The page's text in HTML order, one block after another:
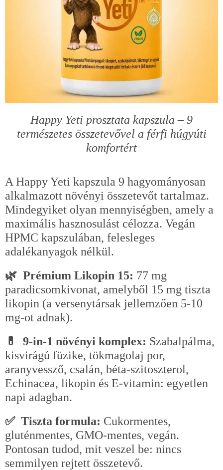
Happy Yeti prosztata kapszula – 9
természetes összetevővel a férfi húgyúti
komfortért
A Happy Yeti kapszula 9 hagyományosan
alkalmazott növényi összetevőt tartalmaz.
Mindegyiket olyan mennyiségben, amely a
maximális hasznosulást célozza. Vegán
HPMC kapszulában, felesleges
adalékanyagok nélkül.
🌿 Prémium Likopin 15: 77 mg
paradicsomkivonat, amelyből 15 mg tiszta
likopin (a versenytársak jellemzően 5-10
mg-ot adnak).
💊 9-in-1 növényi komplex: Szabalpálma,
kisvirágú füzike, tökmagolaj por,
aranyvessző, csalán, béta-szitoszterol,
Echinacea, likopin és E-vitamin: egyetlen
napi adagban.
✅ Tiszta formula: Cukormentes,
gluténmentes, GMO-mentes, vegán.
Pontosan tudod, mit veszel be: nincs
semmilyen rejtett összetevő.